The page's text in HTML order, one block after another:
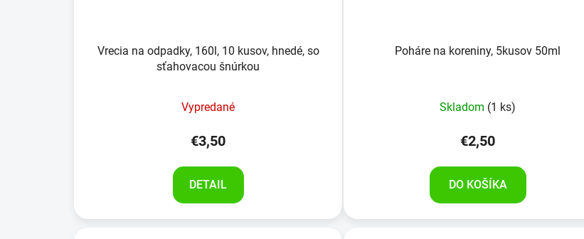
Vrecia na odpadky, 160l, 10 kusov, hnedé, so
sťahovacou šnúrkou
Vypredané
€3,50
DETAIL
Poháre na koreniny, 5kusov 50ml
Skladom (1 ks)
€2,50
DO KOŠÍKA